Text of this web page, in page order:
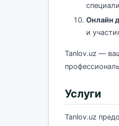
Онлайн
и
Tanlov.uz —
Услуги
Tanlov.uz